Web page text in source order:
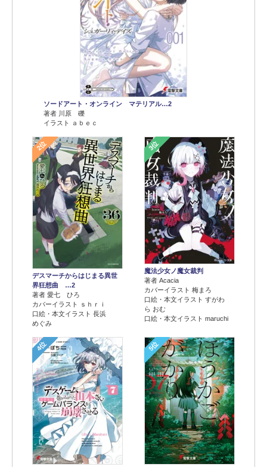
ソードアート・オンライン マテリアル…2
著者 川原 礫
イラスト ａｂｅｃ
2位
デスマーチからはじまる異世
界狂想曲 …2
著者 愛七 ひろ
カバーイラスト ｓｈｒｉ
口絵・本文イラスト 長浜
めぐみ
3位
魔法少女ノ魔女裁判
著者 Acacia
カバーイラスト 梅まろ
口絵・本文イラスト すがわ
ら おむ
口絵・本文イラスト maruchi
4位 5位